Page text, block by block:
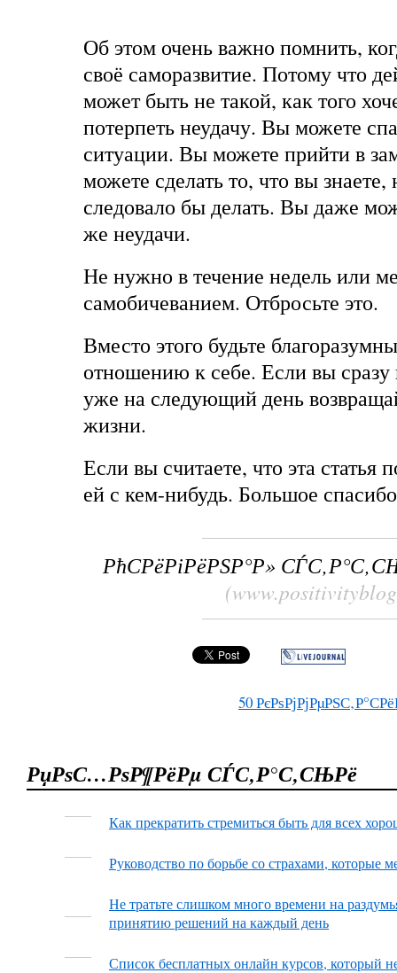
Об этом очень важно помнить,
своё саморазвитие. Потому что
может быть не такой, как того
потерпеть неудачу. Вы можете
ситуации. Вы можете прийти в
можете сделать то, что вы
следовало бы делать. Вы даже
же неудачи.
Не нужно в течение недель или
самобичеванием. Отбросьте это.
Вместо этого будьте
отношению к себе. Если вы сразу
уже на следующий день
жизни.
Если вы считаете, что эта статья
ей с кем-нибудь. Большое
РћСРёРіРёРЅР°Р»
50
РџРѕС…РѕР¶РёРµ СЃС‚Р°С‚СЊРё
Как прекратить стремиться быть для всех
Руководство по борьбе со страхами, которые
Не тратьте слишком много времени на
принятию решений на каждый день
Список бесплатных онлайн курсов, который